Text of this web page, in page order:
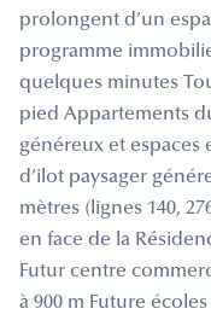
prolongent d’un
programme
quelques minutes
pied Appartements
généreux et
d’ilot paysager
mètres (lignes 140,
en face de la
Futur centre
à 900 m Future